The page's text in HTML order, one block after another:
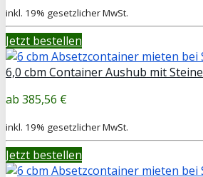
inkl. 19% gesetzlicher MwSt.
Jetzt bestellen
6,0 cbm Container Aushub mit Steine
385,56 €
inkl. 19% gesetzlicher MwSt.
Jetzt bestellen